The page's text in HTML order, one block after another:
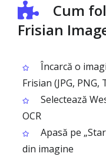
Cum
Frisian
Încarcă o
Frisian (JPG, PNG,
Selectează
OCR
Apasă pe
din imagine